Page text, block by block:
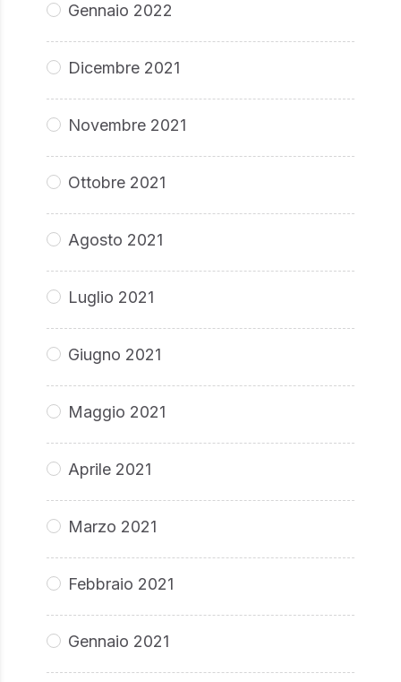
Gennaio 2022
Dicembre 2021
Novembre 2021
Ottobre 2021
Agosto 2021
Luglio 2021
Giugno 2021
Maggio 2021
Aprile 2021
Marzo 2021
Febbraio 2021
Gennaio 2021